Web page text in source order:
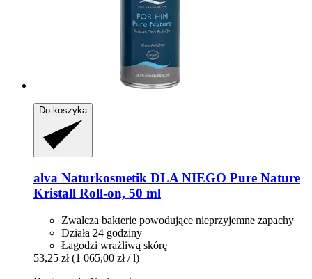
Do koszyka
alva Naturkosmetik DLA NIEGO Pure Nature
Kristall Roll-​on, 50 ml
Zwalcza bakterie powodujące nieprzyjemne zapachy
Działa 24 godziny
Łagodzi wrażliwą skórę
53,25 zł (1 065,00 zł / l)